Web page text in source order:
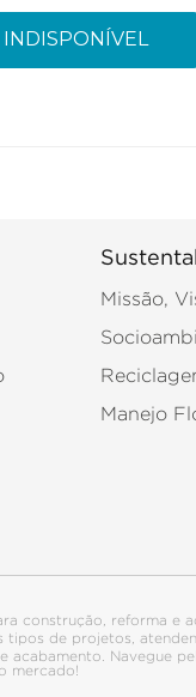
INDISPONÍVEL
Missão,
Manejo
construção, reforma
de projetos,
acabamento. Navegue
mercado!